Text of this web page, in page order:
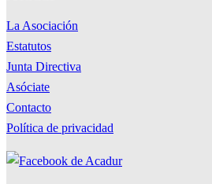
La Asociación
Estatutos
Junta Directiva
Asóciate
Contacto
Política de privacidad